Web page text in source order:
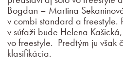
Bogdan – Martina
v combi standard a freestyle.
v súťaži bude Helena
vo freestyle. Predtým ju však
klasifikácia.